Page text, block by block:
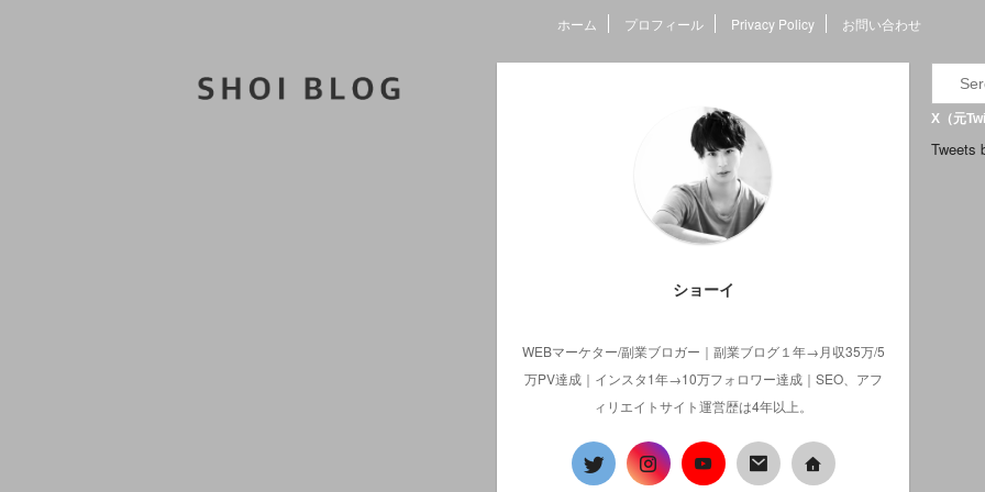
ホーム プロフィール Privacy Policy お問い合わせ
ショーイ
WEBマーケター/副業ブロガー｜副業ブログ１年→月収35万/5
万PV達成｜インスタ1年→10万フォロワー達成｜SEO、アフ
ィリエイトサイト運営歴は4年以上。
X（元
Tweets